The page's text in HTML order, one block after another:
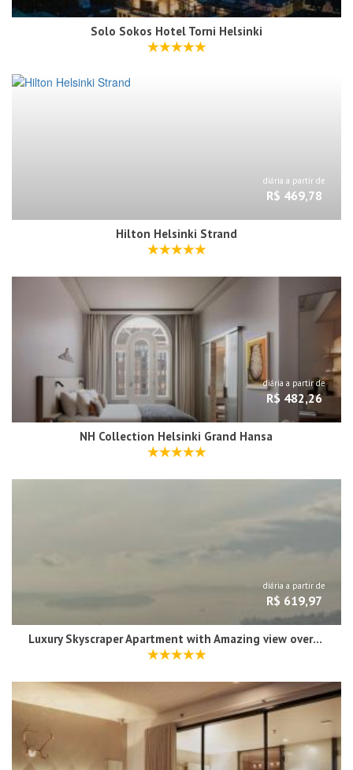
Solo Sokos Hotel Torni Helsinki
diária a partir de
R$ 469,78
Hilton Helsinki Strand
diária a partir de
R$ 482,26
NH Collection Helsinki Grand Hansa
diária a partir de
R$ 619,97
Luxury Skyscraper Apartment with Amazing view over Helsinki